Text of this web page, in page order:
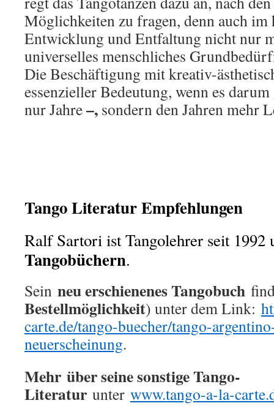
Möglichkeiten zu fragen, denn auch
Entwicklung und Entfaltung nicht nur
universelles menschliches
Die Beschäftigung mit kreativ-
essenzieller Bedeutung, wenn es
nur Jahre–, sondern den Jahren mehr
Tango Literatur Empfehlungen
Ralf Sartori ist Tangolehrer seit
Tangobüchern.
Sein neu erschienenes Tangobuch
Bestellmöglichkeit) unter dem Link:
carte.de/tango-buecher/tango-
neuerscheinung.
Mehr über seine sonstige Tango-
Literatur unter www.tango-a-la-